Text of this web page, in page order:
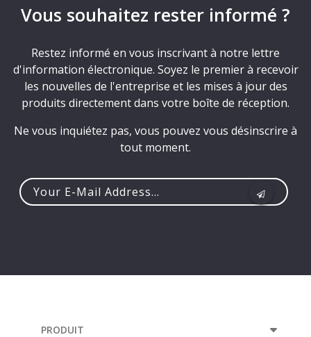
Vous souhaitez rester informé ?
Restez informé en vous inscrivant à notre lettre
d'information électronique. Soyez le premier à recevoir
les nouvelles de l'entreprise et les mises à jour des
produits directement dans votre boîte de réception.
Ne vous inquiétez pas, vous pouvez vous désinscrire à
tout moment.
PRODUIT